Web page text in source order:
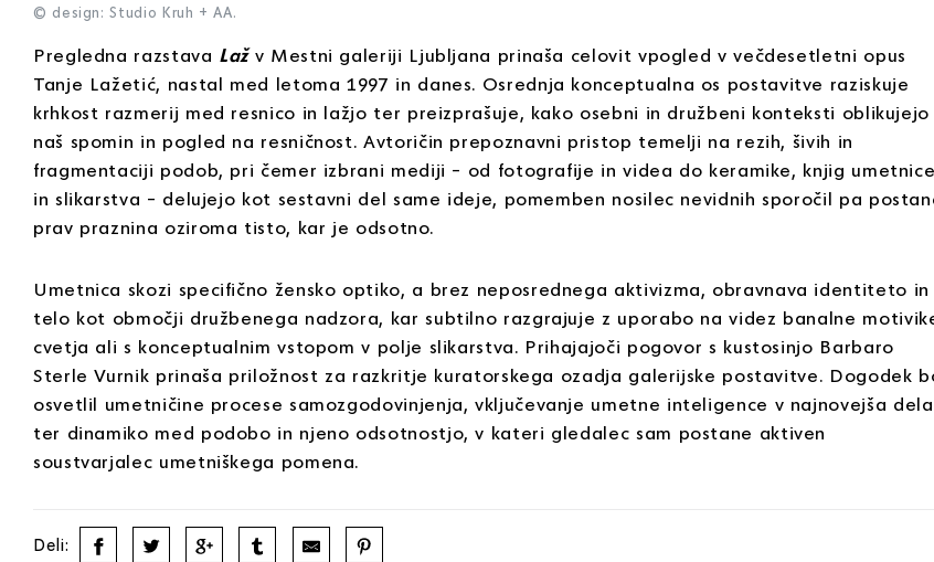
© design: Studio Kruh + AA.
Pregledna razstava Lažv Mestni galeriji Ljubljana prinaša celovit vpogled v večdesetletni opus
Tanje Lažetić, nastal med letoma 1997 in danes. Osrednja konceptualna os postavitve raziskuje
krhkost razmerij med resnico in lažjo ter preizprašuje, kako osebni in družbeni konteksti oblikujejo
naš spomin in pogled na resničnost. Avtoričin prepoznavni pristop temelji na rezih, šivih in
fragmentaciji podob, pri čemer izbrani mediji – od fotografije in videa do keramike, knjig umetnice
in slikarstva – delujejo kot sestavni del same ideje, pomemben nosilec nevidnih sporočil pa
prav praznina oziroma tisto, kar je odsotno.
Umetnica skozi specifično žensko optiko, a brez neposrednega aktivizma, obravnava identiteto in
telo kot območji družbenega nadzora, kar subtilno razgrajuje z uporabo na videz banalne
cvetja ali s konceptualnim vstopom v polje slikarstva. Prihajajoči pogovor s kustosinjo Barbaro
Sterle Vurnik prinaša priložnost za razkritje kuratorskega ozadja galerijske postavitve. Dogodek
osvetlil umetničine procese samozgodovinjenja, vključevanje umetne inteligence v najnovejša dela
ter dinamiko med podobo in njeno odsotnostjo, v kateri gledalec sam postane aktiven
soustvarjalec umetniškega pomena.
Deli: